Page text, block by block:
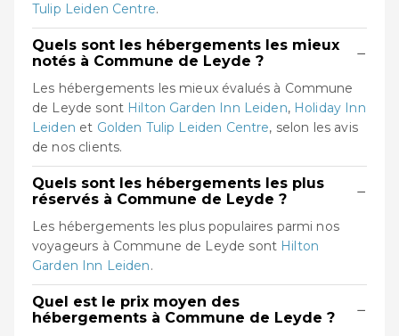
Tulip Leiden Centre.
Quels sont les hébergements les mieux
notés à Commune de Leyde ?
−
Les hébergements les mieux évalués à Commune
de Leyde sont Hilton Garden Inn Leiden, Holiday Inn
Leiden et Golden Tulip Leiden Centre, selon les avis
de nos clients.
Quels sont les hébergements les plus
réservés à Commune de Leyde ?
−
Les hébergements les plus populaires parmi nos
voyageurs à Commune de Leyde sont Hilton
Garden Inn Leiden.
Quel est le prix moyen des
hébergements à Commune de Leyde ?
−